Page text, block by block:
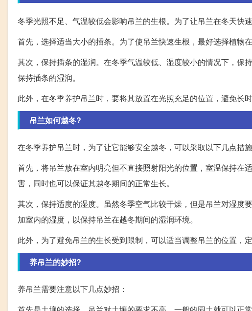
冬季光照不足、气温较低会影响吊兰的生根。为了让吊兰在冬天快
首先，选择适当大小的插条。为了使吊兰快速生根，最好选择植物
其次，保持插条的湿润。在冬季气温较低、湿度较小的情况下，保
保持插条的湿润。
此外，在冬季养护吊兰时，要将其放置在光照充足的位置，避免长
吊兰如何越冬?
在冬季养护吊兰时，为了让它能够安全越冬，可以采取以下几点措施
首先，将吊兰放在室内明亮但不直接照射阳光的位置，室温保持
害，同时也可以保证其越冬期间的正常生长。
其次，保持适度的湿度。虽然冬季空气比较干燥，但是吊兰对湿度
加室内的湿度，以保持吊兰在越冬期间的湿润环境。
此外，为了避免吊兰的生长受到限制，可以适当调整吊兰的位置，
养吊兰的妙招?
养吊兰需要注意以下几点妙招：